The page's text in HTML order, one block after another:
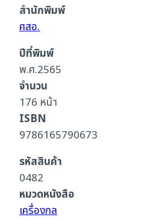
9006
ชิ้น
สำนักพิมพ์
ศสอ.
ปีที่พิมพ์
พ.ศ.2565
จำนวน
176 หน้า
ISBN
9786165790673
รหัสสินค้า
0482
หมวดหนังสือ
เครื่องกล